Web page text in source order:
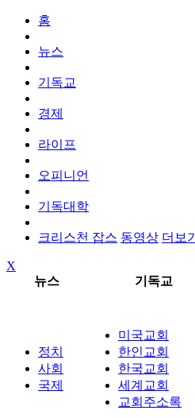
홈
뉴스
기독교
경제
라이프
오피니언
기독대학
크리스천 잡스 동영상 더보기
X
뉴스
기독교
정치
사회
국제
미국교회
한인교회
한국교회
세계교회
교회주소록